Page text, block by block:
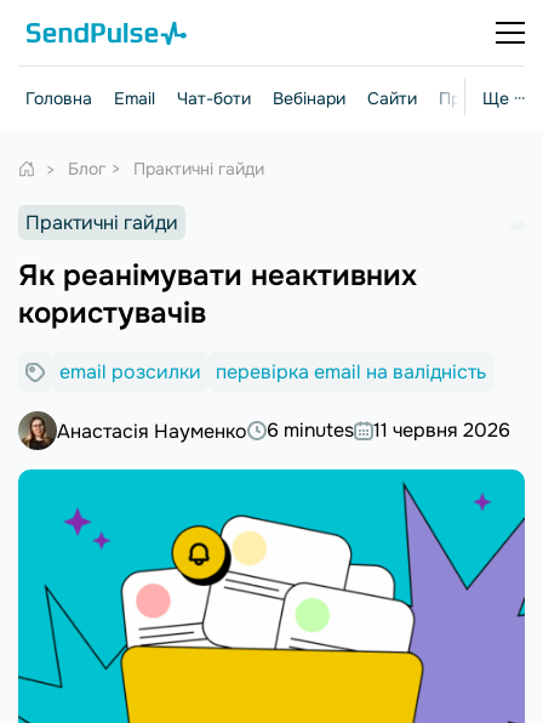
Ще ···
Головна Email Чат-боти Вебінари Сайти Практичні
Блог Практичні гайди
Практичні гайди
Як реанімувати неактивних
користувачів
email розсилки перевірка email на валідність
Анастасія Науменко 6 minutes 11 червня 2026